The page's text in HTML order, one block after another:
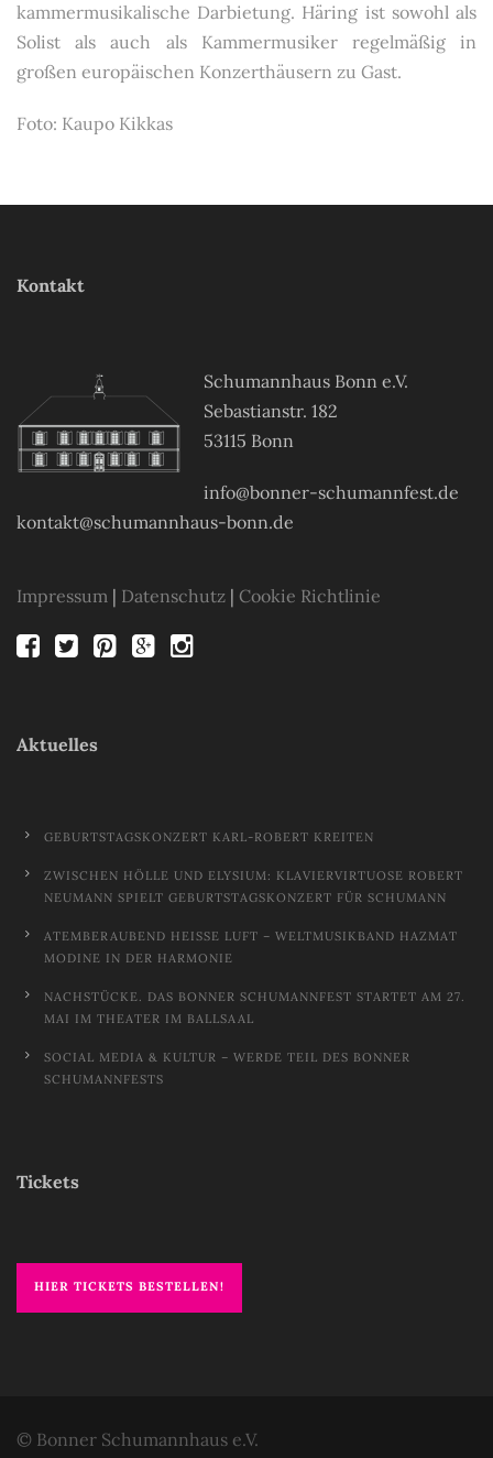
kammermusikalische Darbietung. Häring ist sowohl als
Solist als auch als Kammermusiker regelmäßig in
großen europäischen Konzerthäusern zu Gast.
Foto: Kaupo Kikkas
Kontakt
Schumannhaus Bonn e.V.
Sebastianstr. 182
53115 Bonn
info@bonner-schumannfest.de
kontakt@schumannhaus-bonn.de
Impressum | Datenschutz | Cookie Richtlinie
Aktuelles
GEBURTSTAGSKONZERT KARL-ROBERT KREITEN
ZWISCHEN HÖLLE UND ELYSIUM: KLAVIERVIRTUOSE ROBERT
NEUMANN SPIELT GEBURTSTAGSKONZERT FÜR SCHUMANN
ATEMBERAUBEND HEISSE LUFT – WELTMUSIKBAND HAZMAT M
ODINE IN DER HARMONIE
NACHSTÜCKE. DAS BONNER SCHUMANNFEST STARTET AM 27.
MAI IM THEATER IM BALLSAAL
SOCIAL MEDIA & KULTUR – WERDE TEIL DES BONNER
SCHUMANNFESTS
Tickets
HIER TICKETS BESTELLEN!
© Bonner Schumannhaus e.V.